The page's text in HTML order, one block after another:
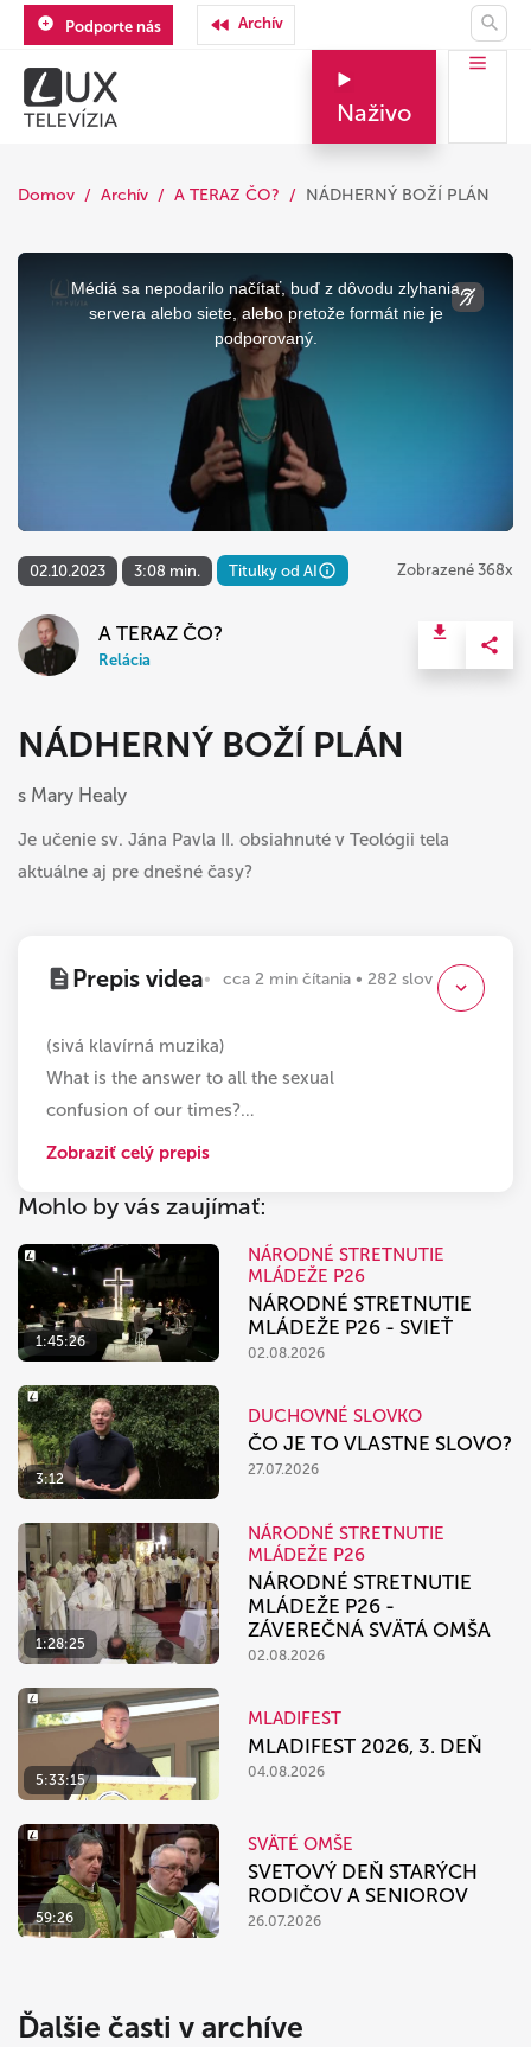
Podporte nás Archív
Naživo
Domov Archív A TERAZ ČO? NÁDHERNÝ BOŽÍ PLÁN
This
Médiá sa nepodarilo načítať, buď z dôvodu zlyhania
servera alebo siete, alebo pretože formát nie je
podporovaný.
02.10.2023 3:08 min. Titulky od AI Zobrazené 368x
A TERAZ ČO?
Relácia
NÁDHERNÝ BOŽÍ PLÁN
s Mary Healy
Je učenie sv. Jána Pavla II. obsiahnuté v Teológii tela
aktuálne aj pre dnešné časy?
Prepis videa cca 2 min čítania • 282 slov
(sivá klavírná muzika)
What is the answer to all the sexual
confusion of our times?…
Zobraziť celý prepis
Mohlo by vás zaujímať:
1:45:26
NÁRODNÉ STRETNUTIE
MLÁDEŽE P26
NÁRODNÉ STRETNUTIE
MLÁDEŽE P26 - SVIEŤ
02.08.2026
3:12
DUCHOVNÉ SLOVKO
ČO JE TO VLASTNE SLOVO?
27.07.2026
1:28:25
NÁRODNÉ STRETNUTIE
MLÁDEŽE P26
NÁRODNÉ STRETNUTIE
MLÁDEŽE P26 -
ZÁVEREČNÁ SVÄTÁ OMŠA
02.08.2026
5:33:15
MLADIFEST
MLADIFEST 2026, 3. DEŇ
04.08.2026
59:26
SVÄTÉ OMŠE
SVETOVÝ DEŇ STARÝCH
RODIČOV A SENIOROV
26.07.2026
Ďalšie časti v archíve